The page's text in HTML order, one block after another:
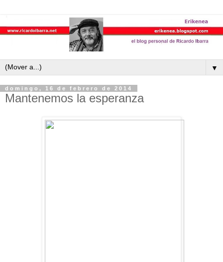
▼
domingo, 16 de febrero de 2014
Mantenemos la esperanza